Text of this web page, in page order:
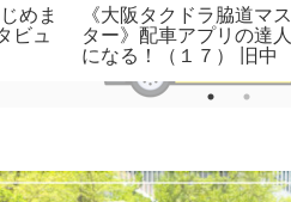
入社9ヶ月目7月度売り上
げ発表！タクドラとって
おきエピソードご紹介！
ウォ
（タ
大事）